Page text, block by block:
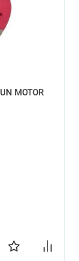
MOTOR